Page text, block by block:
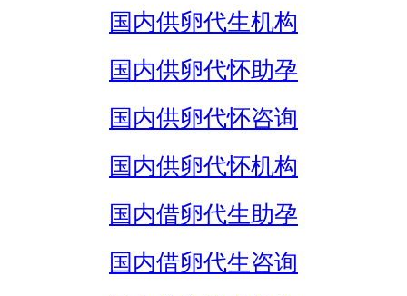
国内供卵代生机构
国内供卵代怀助孕
国内供卵代怀咨询
国内供卵代怀机构
国内借卵代生助孕
国内借卵代生咨询